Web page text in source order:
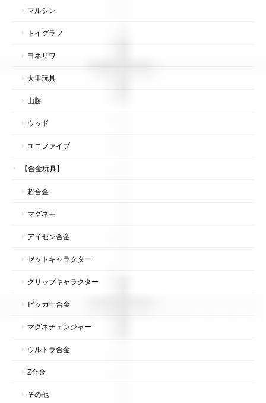
マルシン
トイグラフ
ヨネザワ
大里玩具
山勝
ウッド
ユニファイブ
【合金玩具】
超合金
マグネモ
アイゼン合金
ゼットキャラクター
グリップキャラクター
ビッガー合金
マグネチェンジャー
ウルトラ合金
Z合金
その他